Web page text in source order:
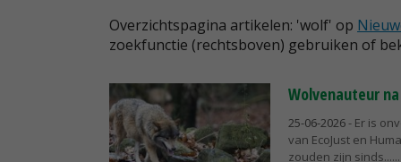
Overzichtspagina artikelen: 'wolf' op
zoekfunctie (rechtsboven) gebruiken of
Wolvenauteur
25-06-2026- Er is
van EcoJust en
zouden zijn sinds...